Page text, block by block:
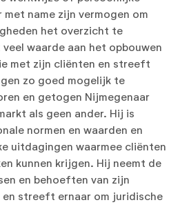
met name zijn vermogen om
het overzicht te
waarde aan het opbouwen
met zijn cliënten en streeft
zo goed mogelijk te
en getogen Nijmegenaar
als geen ander. Hij is
normen en waarden en
uitdagingen waarmee cliënten
kunnen krijgen. Hij neemt de
en behoeften van zijn
streeft ernaar om juridische